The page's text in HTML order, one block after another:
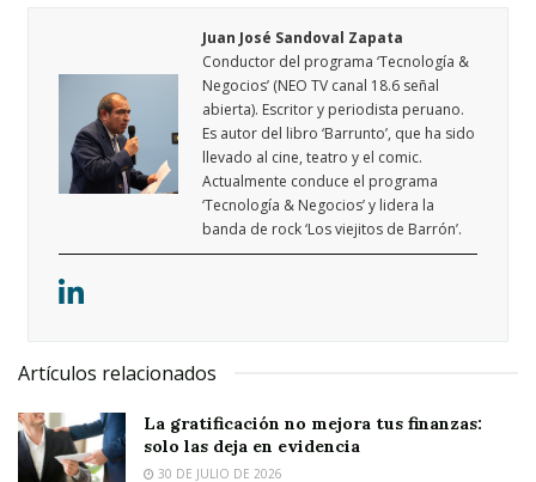
Juan José Sandoval Zapata
Conductor del programa ‘Tecnología &
Negocios’ (NEO TV canal 18.6 señal
abierta). Escritor y periodista peruano.
Es autor del libro ‘Barrunto’, que ha sido
llevado al cine, teatro y el comic.
Actualmente conduce el programa
‘Tecnología & Negocios’ y lidera la
banda de rock ‘Los viejitos de Barrón’.
Artículos relacionados
La gratificación no mejora tus finanzas:
solo las deja en evidencia
30 DE JULIO DE 2026